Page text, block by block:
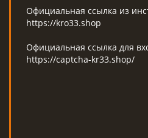
Официальная ссылка из
https://kro33.shop
Официальная ссылка для
https://captcha-kr33.shop/